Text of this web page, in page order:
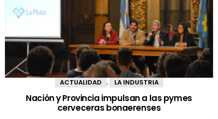
ACTUALIDAD LA INDUSTRIA
Nación y Provincia impulsan a las pymes
cerveceras bonaerenses